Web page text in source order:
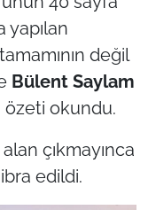
yapılan
değil
Bülent Saylam
özeti okundu.
çıkmayınca
edildi.